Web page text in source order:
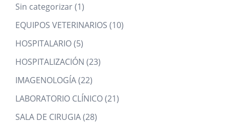
Sin categorizar 11
product
EQUIPOS VETERINARIOS 1010
HOSPITALARIO 55
products
HOSPITALIZACIÓN 2323
IMAGENOLOGÍA 2222
products
LABORATORIO CLÍNICO 2121
SALA DE CIRUGIA 2828